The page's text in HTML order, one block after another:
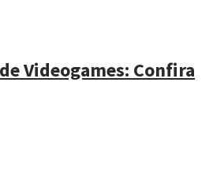
Videogames: Confira